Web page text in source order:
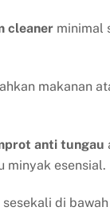
cleaner minimal
makanan
anti tungau
minyak esensial.
di